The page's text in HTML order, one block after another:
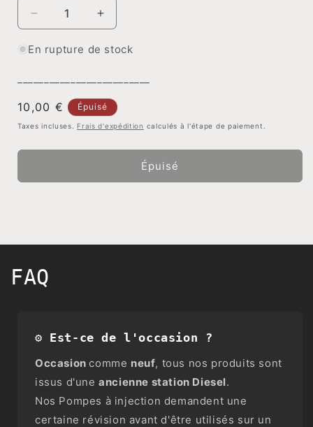
Réduire
la
quantité
DL100S532
Augmenter
la
quantité
DL100S532
En rupture de stock
Prix
habituel
10,00 € Épuisé
Taxes incluses. Frais d'expédition calculés à l'étape de paiement.
Épuisé
FAQ
⚙️ Est-ce de l'occasion ?
Occasioncomme neuf, tous nos produits sont
issus d'uneancienne station Diesel.
Nos Pompes à injection demandent une
certaine révision avant d'être utilisés sur un